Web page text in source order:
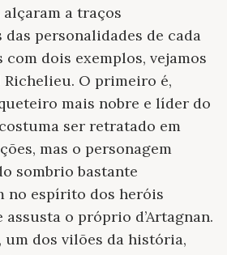
alçaram a traços
personalidades de cada
com dois exemplos, vejamos
Richelieu. O primeiro é,
mais nobre e líder do
ser retratado em
mas o personagem
sombrio bastante
no espírito dos heróis
o próprio d’Artagnan.
um dos vilões da história,